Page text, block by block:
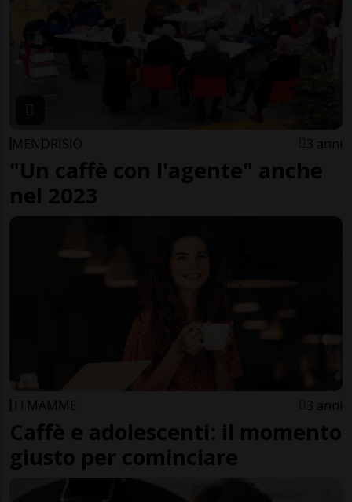
MENDRISIO 3 anni
"Un caffè con l'agente" anche
nel 2023
TI.MAMME 3 anni
Caffè e adolescenti: il momento
giusto per cominciare